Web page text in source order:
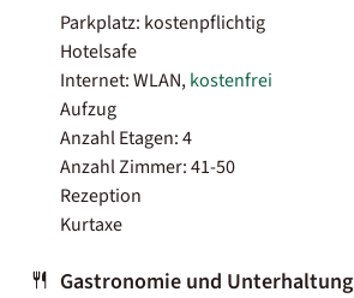
Parkplatz: kostenpflichtig
Hotelsafe
Internet: WLAN,kostenfrei
Aufzug
Anzahl Etagen: 4
Anzahl Zimmer: 41-50
Rezeption
Kurtaxe
Gastronomie und Unterhaltung